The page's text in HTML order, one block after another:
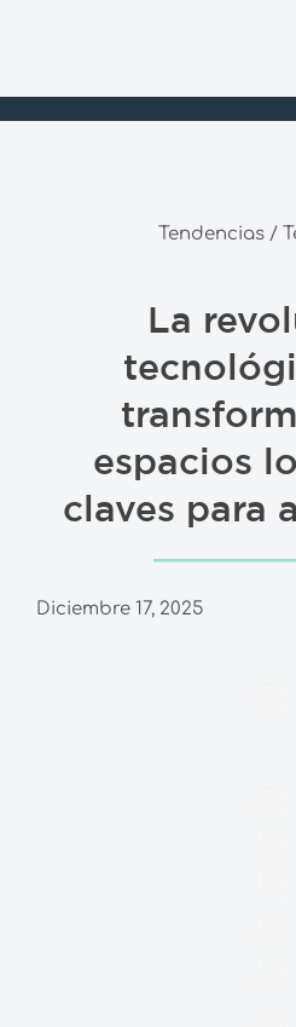
Tendencias /
La
espacios
claves para
Diciembre 17, 2025